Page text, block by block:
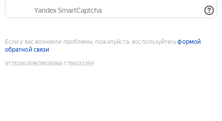
Yandex SmartCaptcha
Если у вас возникли проблемы, пожалуйста, воспользуйтесьформой
обратной связи
9178206059639026866:1786033369